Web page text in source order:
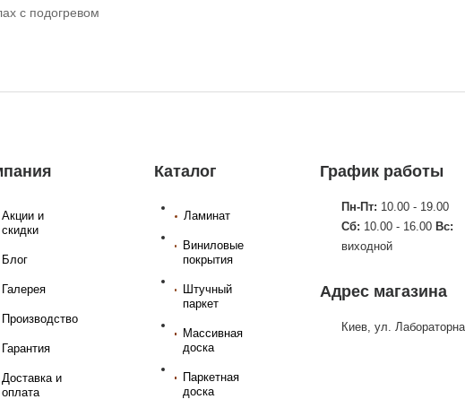
с подогревом
Акции и
скидки
Блог
Галерея
Производство
Гарантия
Доставка и
оплата
Каталог
Ламинат
Виниловые
покрытия
Штучный
паркет
Массивная
доска
Паркетная
доска
График работы
Пн-Пт: 10.00 - 19.00
Сб: 10.00 - 16.00 Вс:
виходной
Адрес магазина
Киев, ул.